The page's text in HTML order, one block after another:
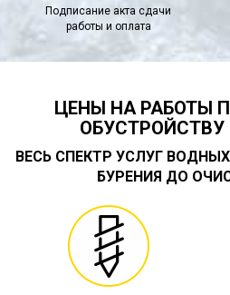
Подписание акта сдачи
работы и оплата
ЦЕНЫ НА РАБОТЫ
ВЕСЬ СПЕКТР УСЛУГ
БУРЕНИЯ ДО